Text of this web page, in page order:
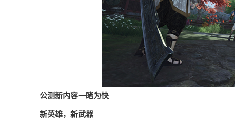
公测新内容一睹为快
新英雄，新武器